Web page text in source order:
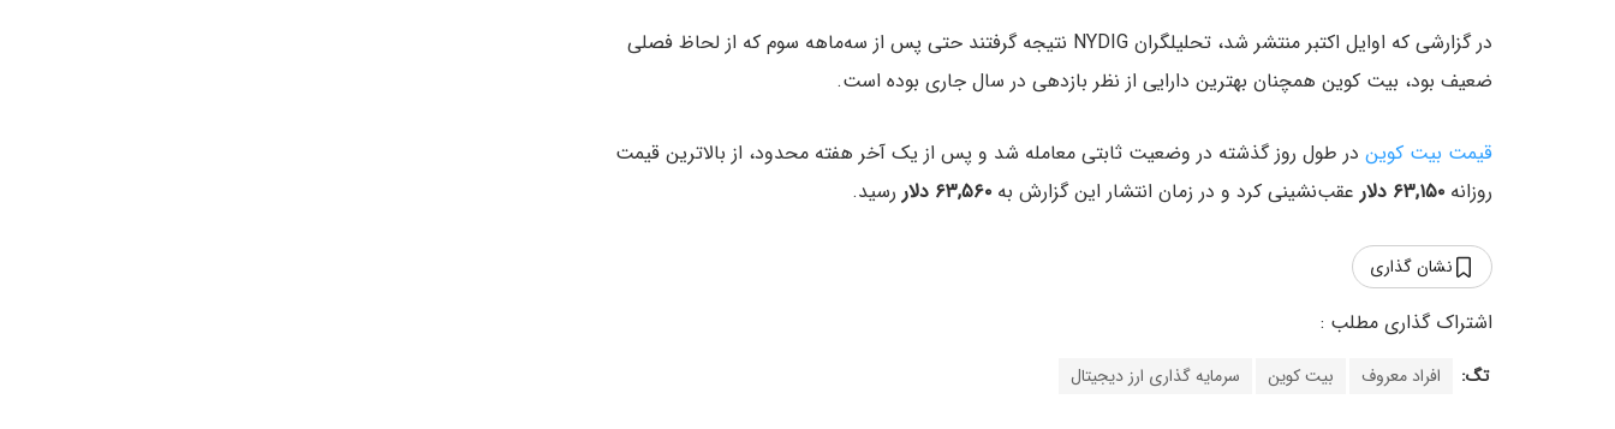
در گزارشی که اوایل اکتبر منتشر شد، تحلیلگران NYDIG نتیجه گرفتند حتی پس از سه‌ماهه سوم که از لحاظ فصلی
ضعیف بود، بیت کوین همچنان بهترین دارایی از نظر بازدهی در سال جاری بوده است.
قیمت بیت کوین در طول روز گذشته در وضعیت ثابتی معامله شد و پس از یک آخر هفته محدود، از بالاترین قیمت
روزانه ۶۳,۱۵۰ دلار عقب‌نشینی کرد و در زمان انتشار این گزارش به رسید.
نشان گذاری
تگ: افراد معروف بیت کوین سرمایه گذاری ارز دیجیتال